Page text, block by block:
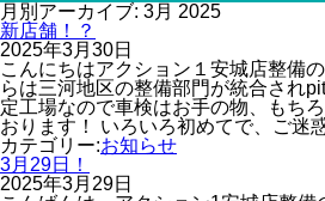
月別アーカイブ: 3月 2025
新店舗！？
2025年3月30日
こんにちはアクション１安城店整備
らは三河地区の整備部門が統合され
定工場なので車検はお手の物、もち
おります！ いろいろ初めてで、ご迷
カテゴリー:お知らせ
3月29日！
2025年3月29日